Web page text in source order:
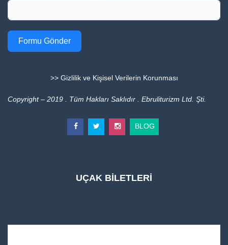
Formu Gönder
>> Gizlilik ve Kişisel Verilerin Korunması
Copyright – 2019 . Tüm Hakları Saklıdır . Ebruliturizm Ltd. Şti.
BLOG
UÇAK BİLETLERİ